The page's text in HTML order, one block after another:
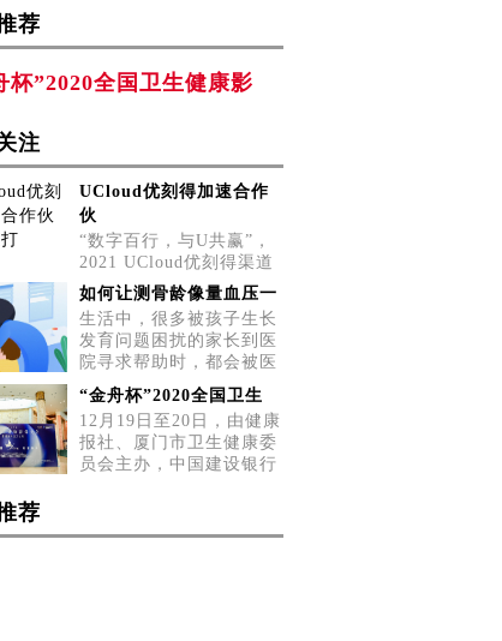
荐
杯”2020全国卫生健康影
注
UCloud优刻得加速合作
伙
“数字百行，与U共赢”，
2021 UCloud优刻得渠道
招募会五城巡展第二站，
5月2
如何让测骨龄像量血压一
生活中，很多被孩子生长
发育问题困扰的家长到医
院寻求帮助时，都会被医
生告
“金舟杯”2020全国卫生
12月19日至20日，由健康
报社、厦门市卫生健康委
员会主办，中国建设银行
荐